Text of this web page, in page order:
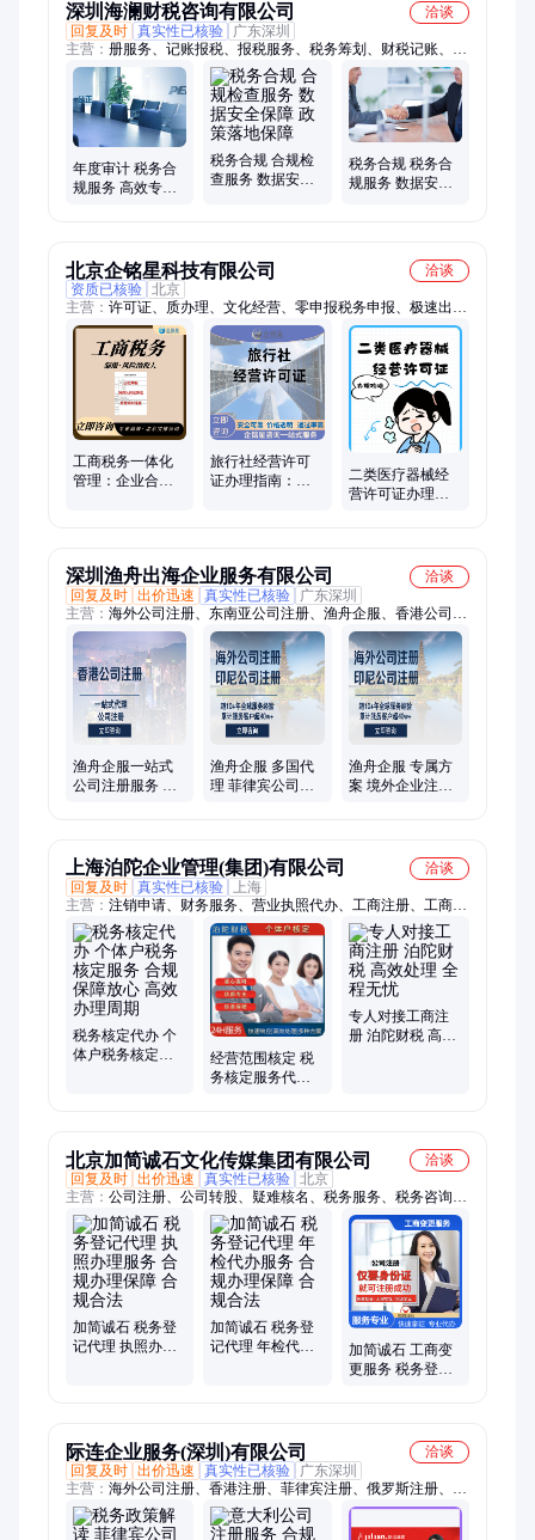
深圳海澜财税咨询有限公司
洽谈
回复及时 真实性已核验
广东深圳
主营： 册服务、记账报税、报税服务、税务筹划、财税记账、财
务服务、做账报税、工商变更、注销服务、代办记账、财税服
务、财税咨询、账报税专家、纳税人记账、实体经营记账、代理
记账服务、税人记账服务、一站式代理记账
年度审计 税务合
规服务 高效专业
税务合规 合规检
查服务 数据安全
税务合规 税务合
规服务 数据安全
北京企铭星科技有限公司
洽谈
资质已核验 北京
主营： 许可证、质办理、文化经营、零申报税务申报、极速出
证、房地产开发、一站式服务业、演出许可办理、药品信息服务
工商税务一体化
管理：企业合规
旅行社经营许可
证办理指南：条
二类医疗器械经
营许可证办理全
深圳渔舟出海企业服务有限公司
洽谈
回复及时 出价迅速 真实性已核验
广东深圳
主营： 海外公司注册、东南亚公司注册、渔舟企服、香港公司注
册、国外公司注册、海外公司管家、阿联酋公司注册、印尼公司
注册、注册越南公司
渔舟企服一站式
公司注册服务 代
渔舟企服 多国代
理 菲律宾公司注
渔舟企服 专属方
案 境外企业注册
上海泊陀企业管理(集团)有限公司
洽谈
回复及时 真实性已核验
上海
主营： 注销申请、财务服务、营业执照代办、工商注册、工商变
更、资质代办、财税审计
税务核定代办 个
体户税务核定服
经营范围核定 税
务核定服务代办
专人对接工商注
册 泊陀财税 高效
北京加简诚石文化传媒集团有限公司
洽谈
回复及时 出价迅速 真实性已核验 北京
主营： 公司注册、公司转股、疑难核名、税务服务、税务咨询、
股东转让、股权转让、工商变更、工商注销、工商财税、代办工
商、工商代办、工商核名、公司注册地址变更、公司地址变更、
注册资金变更、地址变更、变更法人、办理工商注册执照、代理
公司注销公司、工商代理服务、公司股东变更公司、执照代办中
介、代办股份变更、执照代理
加简诚石 税务登
记代理 执照办理
加简诚石 税务登
记代理 年检代办
加简诚石 工商变
更服务 税务登记
际连企业服务(深圳)有限公司
洽谈
回复及时 出价迅速 真实性已核验
广东深圳
主营： 海外公司注册、香港注册、菲律宾注册、俄罗斯注册、印
尼注册、韩国注册、爱尔兰注册、沙特注册、印度注册、墨西哥
注册、意大利注册、希腊注册、越南注册、日本注册、新西兰注